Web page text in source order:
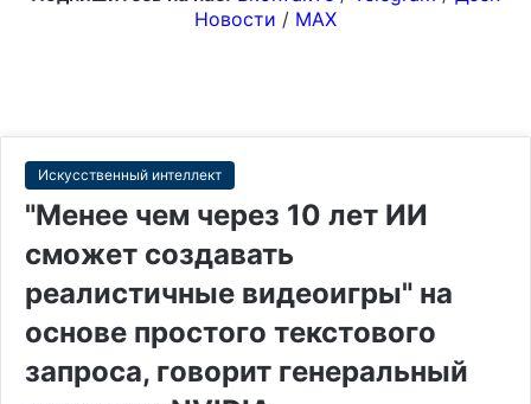
Новости / MAX